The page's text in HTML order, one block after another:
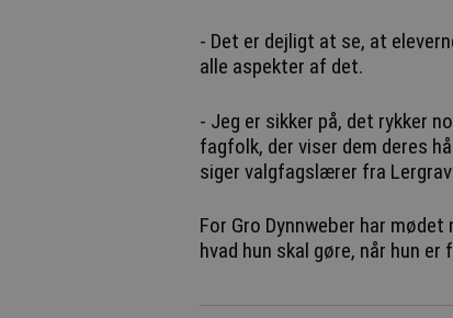
- Det er dejligt at se, at
alle aspekter af det.
- Jeg er sikker på, det rykker
fagfolk, der viser dem deres
siger valgfagslærer fra
For Gro Dynnweber har
hvad hun skal gøre, når hun